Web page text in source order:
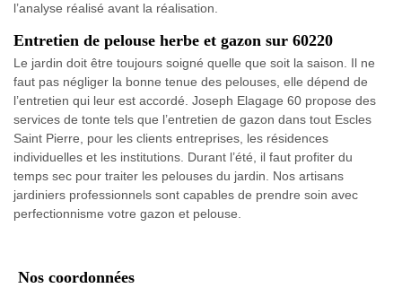
l’analyse réalisé avant la réalisation.
Entretien de pelouse herbe et gazon sur 60220
Le jardin doit être toujours soigné quelle que soit la saison. Il ne
faut pas négliger la bonne tenue des pelouses, elle dépend de
l’entretien qui leur est accordé. Joseph Elagage 60 propose des
services de tonte tels que l’entretien de gazon dans tout Escles
Saint Pierre, pour les clients entreprises, les résidences
individuelles et les institutions. Durant l’été, il faut profiter du
temps sec pour traiter les pelouses du jardin. Nos artisans
jardiniers professionnels sont capables de prendre soin avec
perfectionnisme votre gazon et pelouse.
Nos coordonnées